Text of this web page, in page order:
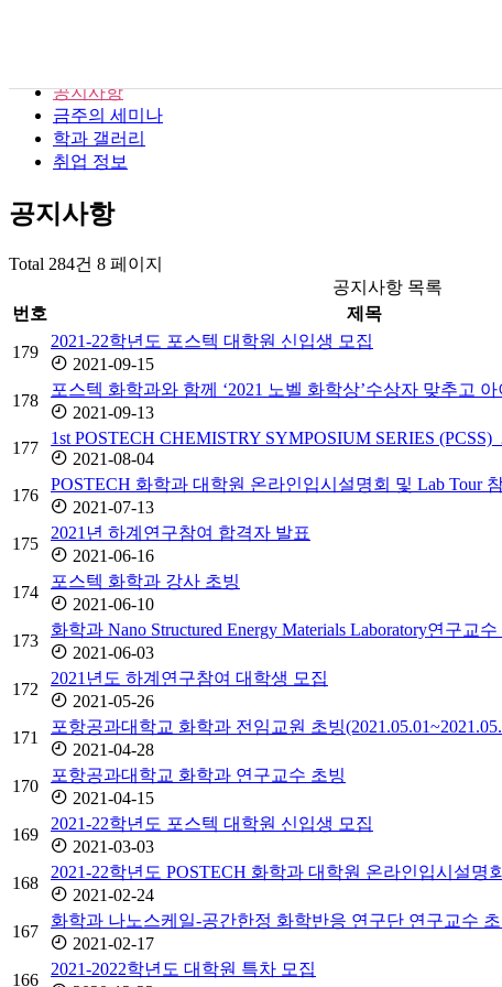
공지사항
금주의 세미나
학과 갤러리
취업 정보
공지사항
Total 284건 8 페이지
공지사항 목록
번호
제목
179
2021-22학년도 포스텍 대학원 신입생 모집
2021-09-15
178
포스텍 화학과와 함께 ‘2021 노벨 화학상’수상자 맞추고
2021-09-13
177
1st POSTECH CHEMISTRY SYMPOSIUM SERIES
2021-08-04
176
POSTECH 화학과 대학원 온라인입시설명회 및 Lab Tour
2021-07-13
175
2021년 하계연구참여 합격자 발표
2021-06-16
174
포스텍 화학과 강사 초빙
2021-06-10
173
화학과 Nano Structured Energy Materials Laboratory연구교수
2021-06-03
172
2021년도 하계연구참여 대학생 모집
2021-05-26
171
포항공과대학교 화학과 전임교원 초빙
2021-04-28
170
포항공과대학교 화학과 연구교수 초빙
2021-04-15
169
2021-22학년도 포스텍 대학원 신입생 모집
2021-03-03
168
2021-22학년도 POSTECH 화학과 대학원 온라인입시설명
2021-02-24
167
화학과 나노스케일-공간한정 화학반응 연구단 연구교수
2021-02-17
166
2021-2022학년도 대학원 특차 모집